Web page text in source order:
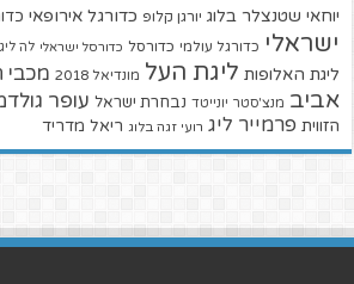
יוחאי שטנצלר בלוג יורגן קלופ כדורגל אירופאי
ישראלי כדורגל עולמי כדורסל כדורסל ישראלי לה
ליגת האלופות ליגת העל מונדיאל 2018 מכבי
אביב מנצ'סטר יונייטד נבחרת ישראל עופר
הזווית פרמייר ליג רועי זגה בלוג ריאל מדריד